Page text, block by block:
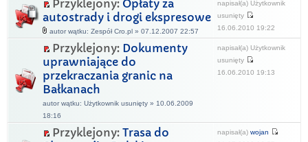
Przyklejony: Opłaty za
autostrady i drogi ekspresowe
autor wątku: Zespół Cro.pl » 07.12.2007 22:57
napisał(a) Użytkownik
usunięty
16.06.2010 19:22
Przyklejony: Dokumenty
uprawniające do
przekraczania granic na
Bałkanach
autor wątku: Użytkownik usunięty » 10.06.2009
18:16
napisał(a) Użytkownik
usunięty
16.06.2010 19:13
Przyklejony: Trasa do
napisał(a) wojan